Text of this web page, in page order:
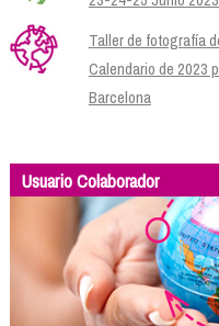
Taller de fotografía
Calendario de 2023
Barcelona
Usuario Colaborador